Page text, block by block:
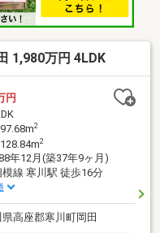
1,980万円 4LDK
円
2
2
年12月(築37年9ヶ月)
模線 寒川駅 徒歩16分
高座郡寒川町岡田